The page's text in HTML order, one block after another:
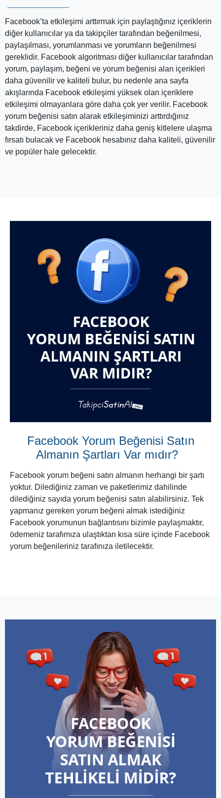
Facebook’ta etkileşimi arttırmak için paylaştığınız içeriklerin
diğer kullanıcılar ya da takipçiler tarafından beğenilmesi,
paylaşılması, yorumlanması ve yorumların beğenilmesi
gereklidir. Facebook algoritması diğer kullanıcılar tarafından
yorum, paylaşım, beğeni ve yorum beğenisi alan içerikleri
daha güvenilir ve kaliteli bulur, bu nedenle ana sayfa
akışlarında Facebook etkileşimi yüksek olan içeriklere
etkileşimi olmayanlara göre daha çok yer verilir. Facebook
yorum beğenisi satın alarak etkileşiminizi arttırdığınız
takdirde, Facebook içerikleriniz daha geniş kitlelere ulaşma
fırsatı bulacak ve Facebook hesabınız daha kaliteli, güvenilir
ve popüler hale gelecektir.
Facebook Yorum Beğenisi Satın
Almanın Şartları Var mıdır?
Facebook yorum beğeni satın almanın herhangi bir şartı
yoktur. Dilediğiniz zaman ve paketlerimiz dahilinde
dilediğiniz sayıda yorum beğenisi satın alabilirsiniz. Tek
yapmanız gereken yorum beğeni almak istediğiniz
Facebook yorumunun bağlantısını bizimle paylaşmaktır,
ödemeniz tarafımıza ulaştıktan kısa süre içinde Facebook
yorum beğenileriniz tarafınıza iletilecektir.